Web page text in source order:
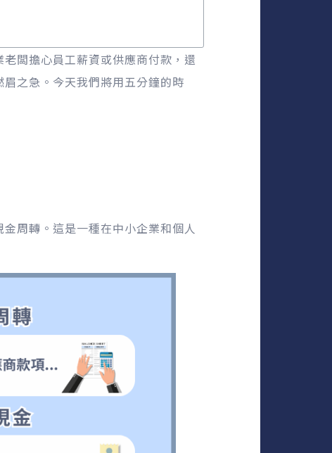
闆擔心員工薪資或供應商付款，還
之急。今天我們將用五分鐘的時
周轉。這是一種在中小企業和個人